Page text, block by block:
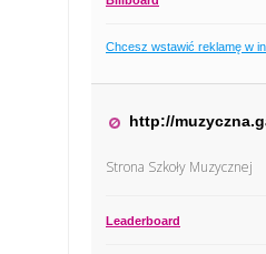
Chcesz wstawić reklamę w
http://
Strona Szkoły Muzycznej
Leaderboard